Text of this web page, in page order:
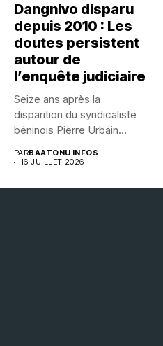
Dangnivo disparu
depuis 2010 : Les
doutes persistent
autour de
l’enquête judiciaire
Seize ans après la
disparition du syndicaliste
béninois Pierre Urbain
PARBAATONU INFOS
16 JUILLET 2026